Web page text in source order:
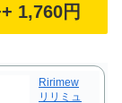
1,760円
Ririmew
リリミュ